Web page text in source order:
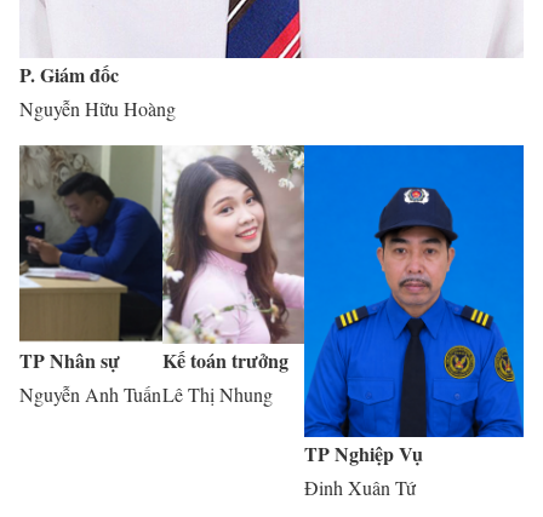
P. Giám đốc
Nguyễn Hữu Hoàng
TP Nhân sự
Nguyễn Anh Tuấn
Kế toán trưởng
Lê Thị Nhung
TP Nghiệp Vụ
Đinh Xuân Tứ